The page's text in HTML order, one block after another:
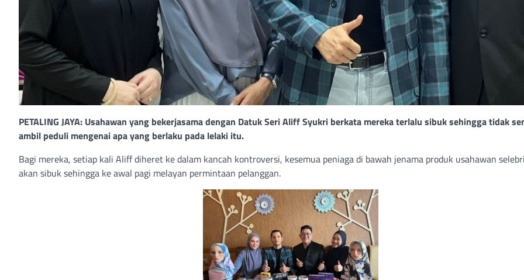
PETALING JAYA: Usahawan yang bekerjasama dengan Datuk Seri Aliff Syukri berkata mereka terlalu sibuk sehingga tidak
ambil peduli mengenai apa yang berlaku pada lelaki itu.
Bagi mereka, setiap kali Aliff diheret ke dalam kancah kontroversi, kesemua peniaga di bawah jenama produk usahawan
akan sibuk sehingga ke awal pagi melayan permintaan pelanggan.